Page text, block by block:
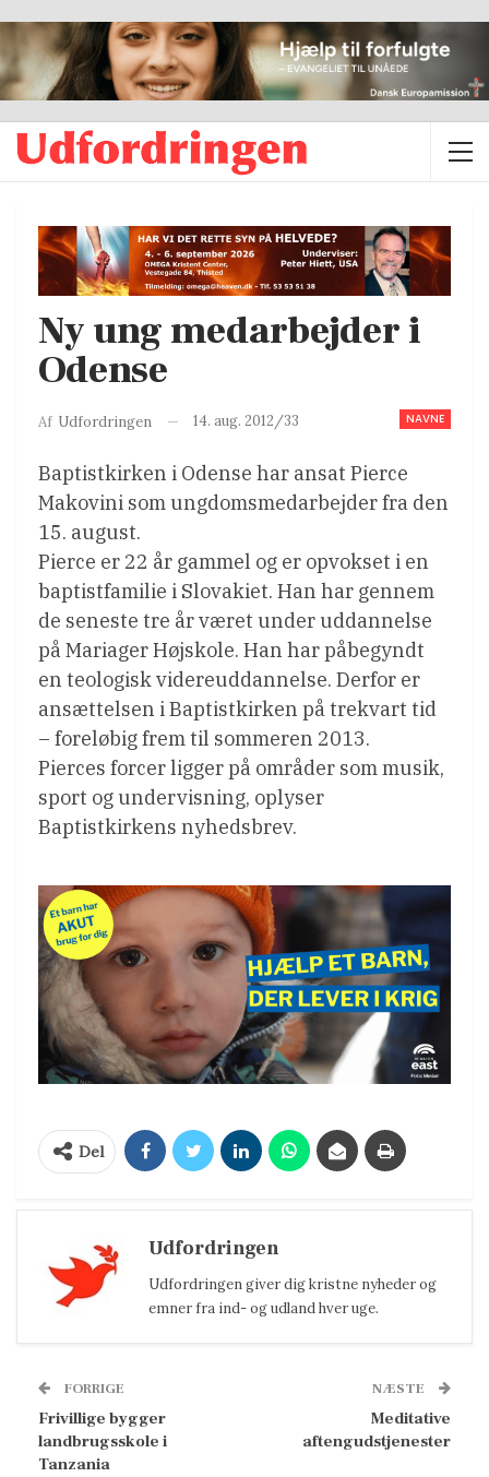
Ny ung medarbejder i
Odense
NAVNE
Af Udfordringen 14. aug. 2012/33
Baptistkirken i Odense har ansat Pierce
Makovini som ungdomsmedarbejder fra den
15. august.
Pierce er 22 år gammel og er opvokset i en
baptistfamilie i Slovakiet. Han har gennem
de seneste tre år været under uddannelse
på Mariager Højskole. Han har påbegyndt
en teologisk videreuddannelse. Derfor er
ansættelsen i Baptistkirken på trekvart tid
– foreløbig frem til sommeren 2013.
Pierces forcer ligger på områder som musik,
sport og undervisning, oplyser
Baptistkirkens nyhedsbrev.
Del
Udfordringen
Udfordringen giver dig kristne nyheder og
emner fra ind- og udland hver uge.
FORRIGE
Frivillige bygger
landbrugsskole i
Tanzania
NÆSTE
Meditative
aftengudstjenester